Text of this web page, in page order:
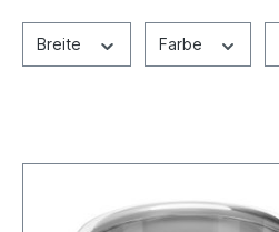
Breite Farbe